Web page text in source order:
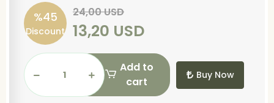
%45
Discount
24,00 USD
13,20 USD
Add to
cart
Buy Now